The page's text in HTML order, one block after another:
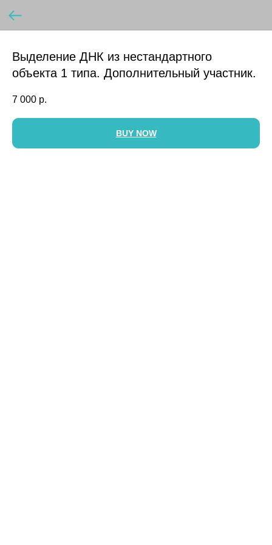
Выделение ДНК из нестандартного
объекта 1 типа. Дополнительный участник.
7 000 р.
BUY NOW